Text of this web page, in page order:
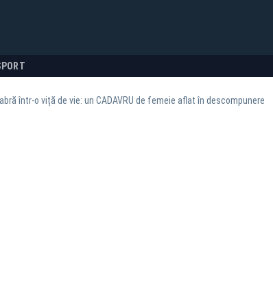
într-o viță de vie: un CADAVRU de femeie aflat în descompunere